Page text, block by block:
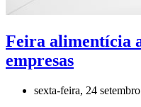
Feira alimentícia
empresas
sexta-feira, 24